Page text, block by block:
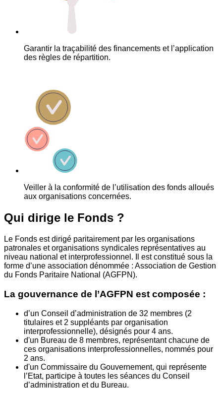
Garantir la traçabilité des financements et l’application
des règles de répartition.
Veiller à la conformité de l’utilisation des fonds alloués
aux organisations concernées.
Qui dirige le Fonds ?
Le Fonds est dirigé paritairement par les organisations
patronales et organisations syndicales représentatives au
niveau national et interprofessionnel. Il est constitué sous la
forme d’une association dénommée : Association de Gestion
du Fonds Paritaire National (AGFPN).
La gouvernance de l’AGFPN est composée :
d’un Conseil d’administration de 32 membres (2
titulaires et 2 suppléants par organisation
interprofessionnelle), désignés pour 4 ans.
d'un Bureau de 8 membres, représentant chacune de
ces organisations interprofessionnelles, nommés pour
2 ans.
d'un Commissaire du Gouvernement, qui représente
l’Etat, participe à toutes les séances du Conseil
d’administration et du Bureau.